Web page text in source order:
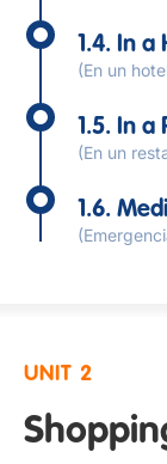
1.4. In a
(En un
1.5. In a
(En un
1.6.
UNIT 2